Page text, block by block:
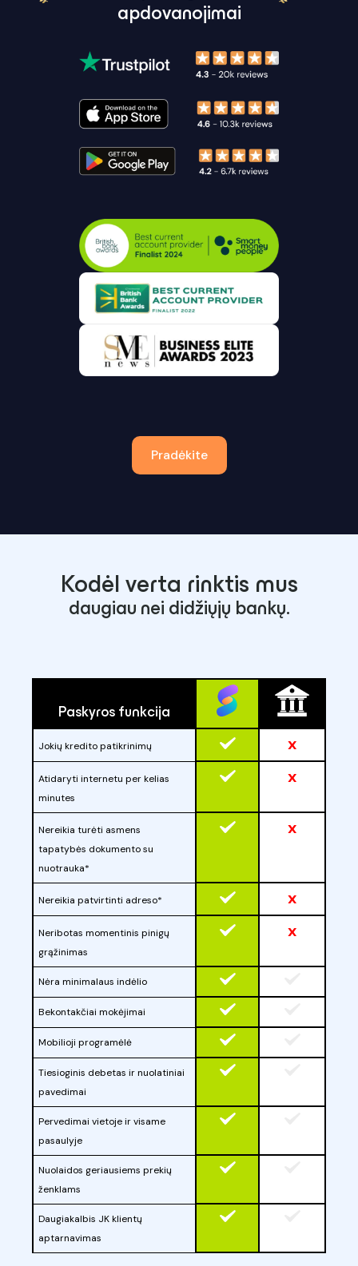
apdovanojimai
Pradėkite
Kodėl verta rinktis mus
daugiau nei didžiųjų bankų.
Paskyros funkcija
Jokių kredito patikrinimų x
Atidaryti internetu per kelias
minutes
x
Nereikia turėti asmens
tapatybės dokumento su
nuotrauka*
x
Nereikia patvirtinti adreso* x
Neribotas momentinis pinigų
grąžinimas
x
Nėra minimalaus indėlio
Bekontakčiai mokėjimai
Mobilioji programėlė
Tiesioginis debetas ir nuolatiniai
pavedimai
Pervedimai vietoje ir visame
pasaulyje
Nuolaidos geriausiems prekių
ženklams
Daugiakalbis JK klientų
aptarnavimas